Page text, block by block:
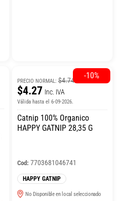
PRECIO NORMAL: $4.74
$4.27 Inc. IVA
Válida hasta el 6-09-2026.
Catnip 100% Organico
HAPPY GATNIP 28,35 G
Cod: 7703681046741
HAPPY GATNIP
No Disponible en local seleccionado
-10%